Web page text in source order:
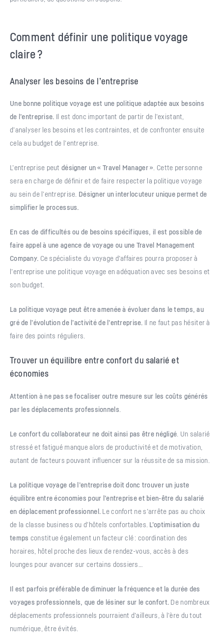
Comment définir une politique voyage
claire ?
Analyser les besoins de l’entreprise
Une bonne politique voyage est une politique adaptée aux besoins
de l’entreprise. Il est donc important de partir de l’existant,
d’analyser les besoins et les contraintes, et de confronter ensuite
cela au budget de l’entreprise.
L’entreprise peut désigner un « Travel Manager » . Cette personne
sera en charge de définir et de faire respecter la politique voyage
au sein de l’entreprise. Désigner un interlocuteur unique permet de
simplifier le processus.
En cas de difficultés ou de besoins spécifiques, il est possible de
faire appel à une agence de voyage ou une Travel Management
Company. Ce spécialiste du voyage d’affaires pourra proposer à
l’entreprise une politique voyage en adéquation avec ses besoins et
son budget.
La politique voyage peut être amenée à évoluer dans le temps, au
gré de l’évolution de l’activité de l’entreprise. Il ne faut pas hésiter à
faire des points réguliers.
Trouver un équilibre entre confort du salarié et
économies
Attention à ne pas se focaliser outre mesure sur les coûts générés
par les déplacements professionnels
Le confort du collaborateur ne doit ainsi pas être négligé . Un salarié
stressé et fatigué manque alors de productivité et de motivation,
autant de facteurs pouvant influencer sur la réussite de sa mission.
La politique voyage de l’entreprise doit donc trouver un juste
équilibre entre économies pour l’entreprise et bien-être du salarié
en déplacement professionnel. Le confort ne s’arrête pas au choix
de la classe business ou d’hôtels confortables. L’optimisation du
temps constitue également un facteur clé : coordination des
horaires, hôtel proche des lieux de rendez-vous, accès à des
lounges pour avancer sur certains dossiers…
Il est parfois préférable de diminuer la fréquence et la durée des
voyages professionnels, que de lésiner sur le confort. De nombreux
déplacements professionnels pourraient d’ailleurs, à l’ère du tout
numérique, être évités.